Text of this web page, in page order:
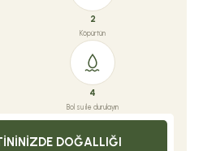
2
Köpürtün
4
Bol su ile durulayın
DOĞALLIĞI